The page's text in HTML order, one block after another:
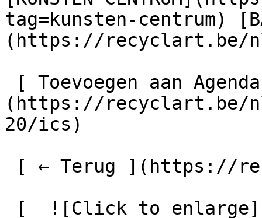
tag=kunsten-centrum)
(https://recyclart.be/
(https://recyclart.be/
20/ics)